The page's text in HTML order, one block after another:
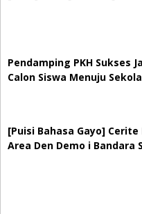
Pendamping PKH Sukses
Calon Siswa Menuju
[Puisi Bahasa Gayo]
Area Den Demo i